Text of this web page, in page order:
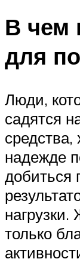
В чем
для
Люди,
садятся
средства,
надежде
добиться
только